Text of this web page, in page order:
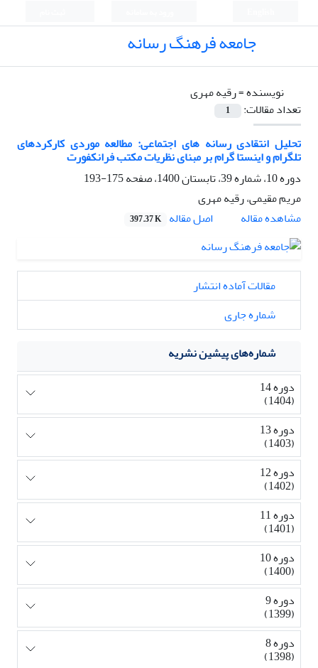
جامعه فرهنگ رسانه
نویسنده =رقیه مهری
تعداد مقالات:
1
تحلیل انتقادی رسانه های اجتماعی: مطالعه موردی کارکردهای
تلگرام و اینستا گرام بر مبنای نظریات مکتب فرانکفورت
دوره 10، شماره 39، تابستان 1400، صفحه
175-193
مریم مقیمی، رقیه مهری
مشاهده مقاله
اصل مقاله 397.37 K
مقالات آماده انتشار
شماره جاری
شماره‌های پیشین نشریه
دوره 14
(1404)
دوره 13
(1403)
دوره 12
(1402)
دوره 11
(1401)
دوره 10
(1400)
دوره 9
(1399)
دوره 8
(1398)